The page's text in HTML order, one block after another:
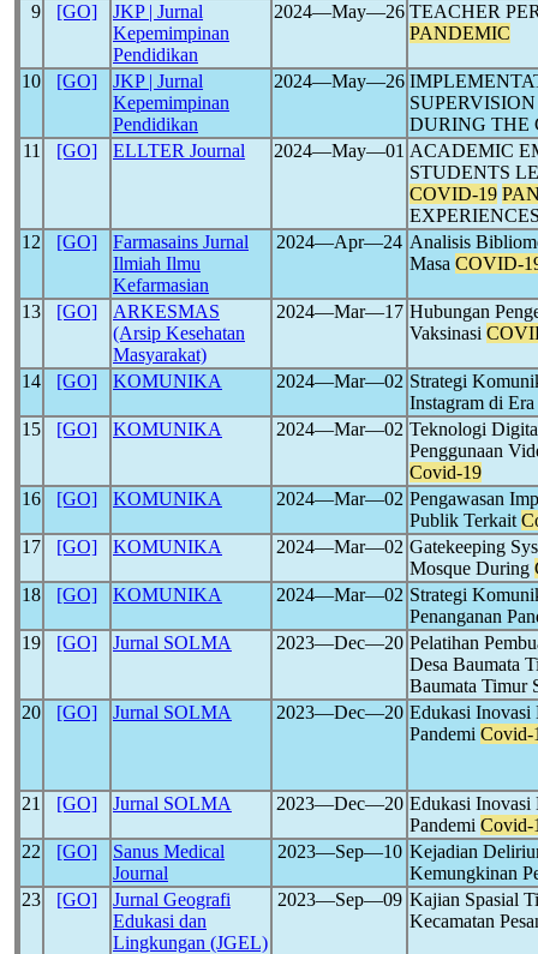
9
[GO]
JKP | Jurnal
Kepemimpinan
Pendidikan
2024―May―26 TEACHER
PANDEMIC
10 [GO]
JKP | Jurnal
Kepemimpinan
Pendidikan
2024―May―26
DURING THE
11
[GO] ELLTER Journal 2024―May―01 ACADEMIC
STUDENTS
COVID-19
12
[GO]
Farmasains Jurnal
Ilmiah Ilmu
Kefarmasian
2024―Apr―24 Analisis
Masa COVID-
13 [GO]
ARKESMAS
(Arsip Kesehatan
Masyarakat)
2024―Mar―17 Hubungan
Vaksinasi
14 [GO] KOMUNIKA 2024―Mar―02 Strategi
Instagram di
15
[GO] KOMUNIKA 2024―Mar―02 Teknologi
Penggunaan
Covid-19
16
[GO] KOMUNIKA 2024―Mar―02 Pengawasan
Publik Terkait
17
[GO] KOMUNIKA 2024―Mar―02 Gatekeeping
Mosque During
18
[GO] KOMUNIKA 2024―Mar―02 Strategi
Penanganan
19
[GO] Jurnal SOLMA 2023―Dec―20 Pelatihan
Desa Baumata
Baumata Timur
20
[GO] Jurnal SOLMA 2023―Dec―20 Edukasi
Pandemi Covid-
21 [GO] Jurnal SOLMA 2023―Dec―20 Edukasi
Pandemi Covid-
22
[GO]
Sanus Medical
Journal
2023―Sep―10 Kejadian
Kemungkinan
23
[GO]
Jurnal Geografi
Edukasi dan
Lingkungan (JGEL)
2023―Sep―09 Kajian Spasial
Kecamatan